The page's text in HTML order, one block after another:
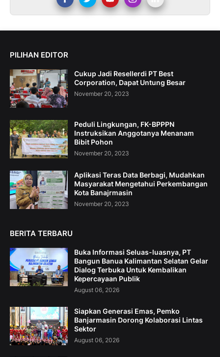
PILIHAN EDITOR
Cukup Jadi Resellerdi PT Best
Corporation, Dapat Untung Besar
November 20, 2023
Peduli Lingkungan, FK-BPPPN
Instruksikan Anggotanya Menanam
Bibit Pohon
November 20, 2023
Aplikasi Teras Data Berbagi, Mudahkan
Masyarakat Mengetahui Perkembangan
Kota Banajrmasin
November 20, 2023
BERITA TERBARU
Buka Informasi Seluas-luasnya, PT
Bangun Banua Kalimantan Selatan Gelar
Dialog Terbuka Untuk Kembalikan
Kepercayaan Publik
August 06, 2026
Siapkan Generasi Emas, Pemko
Banjarmasin Dorong Kolaborasi Lintas
Sektor
August 06, 2026